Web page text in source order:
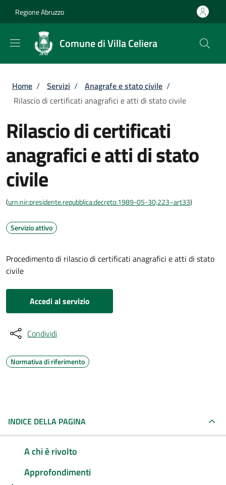
Regione Abruzzo
Comune di Villa Celiera
Briciole di pane
Home / Servizi / Anagrafe e stato civile /
Rilascio di certificati anagrafici e atti di stato civile
Rilascio di certificati
anagrafici e atti di stato
civile
(urn:nir:presidente.repubblica:decreto:1989-05-30;223~art33)
Servizio attivo
Procedimento di rilascio di certificati anagrafici e atti di stato
civile
Accedi al servizio
Condividi
Normativa di riferimento
INDICE DELLA PAGINA
A chi è rivolto
Approfondimenti